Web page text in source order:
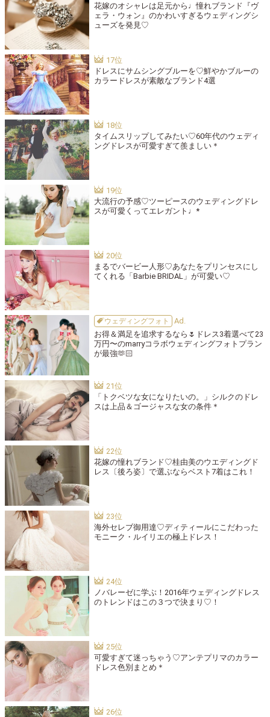
花嫁のオシャレは足元から♩憧れブランド『ヴ
ェラ・ウォン』のかわいすぎるウェディングシ
ューズを発見♡
ドレスにサムシングブルーを♡鮮やかブルーの
カラードレスが素敵なブランド4選
タイムスリップしてみたい♡60年代のウェディ
ングドレスが可愛すぎて羨ましい＊
大流行の予感♡ツーピースのウェディングドレ
スが可愛くってエレガント♩*
まるでバービー人形♡あなたをプリンセスにし
てくれる「Barbie BRIDAL」が可愛い♡
ウェディングフォト
お得＆満足を追求するなら🌷ドレス3着選べて23
万円〜のmarryコラボウェディングフォトプラン
が最強🫶🏻
「トクベツな女になりたいの。」シルクのドレ
スは上品＆ゴージャスな女の条件＊
花嫁の憧れブランド♡桂由美のウエディングド
レス〔後ろ姿〕で選ぶならベスト7着はこれ！
海外セレブ御用達♡ディティールにこだわった
モニーク・ルイリエの極上ドレス！
ノバレーゼに学ぶ！2016年ウェディングドレス
のトレンドはこの３つで決まり♡！
可愛すぎて迷っちゃう♡アンテプリマのカラー
ドレス色別まとめ＊